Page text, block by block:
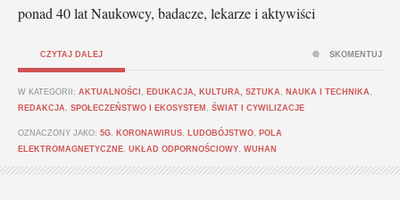
ponad 40 lat Naukowcy, badacze, lekarze i aktywiści
CZYTAJ DALEJ
W KATEGORII: AKTUALNOŚCI EDUKACJA, KULTURA, SZTUKA NAUKA I TECHNIKA
REDAKCJA
SPOŁECZEŃSTWO I EKOSYSTEM ŚWIAT I CYWILIZACJE
OZNACZONY JAKO: 5G KORONAWIRUS LUDOBÓJSTWO
POLA
ELEKTROMAGNETYCZNE UKŁAD ODPORNOŚCIOWY WUHAN
SKOMENTUJ